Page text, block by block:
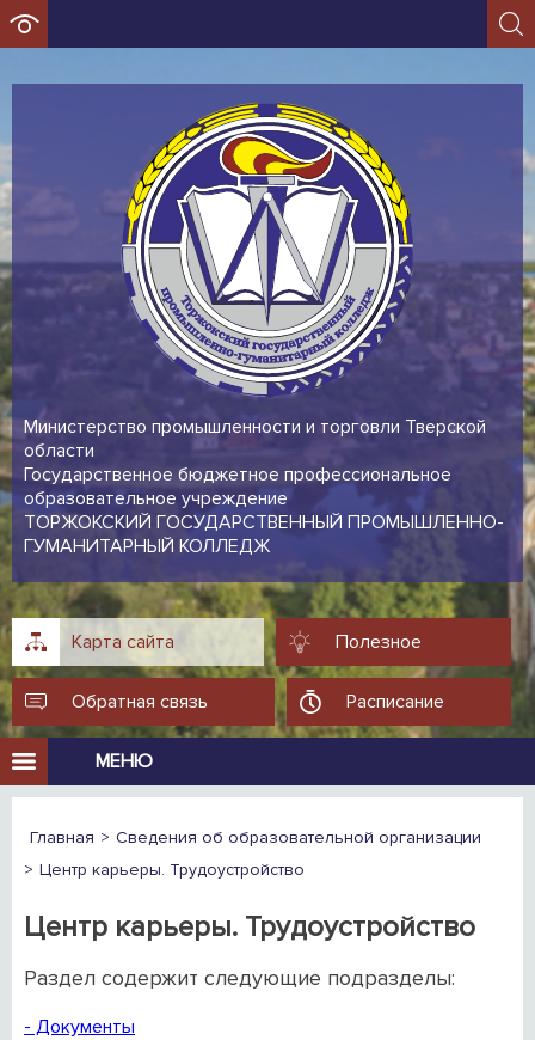
Министерство промышленности и торговли Тверской
области
Государственное бюджетное профессиональное
образовательное учреждение
ТОРЖОКСКИЙ ГОСУДАРСТВЕННЫЙ ПРОМЫШЛЕННО-
ГУМАНИТАРНЫЙ КОЛЛЕДЖ
Карта сайта Полезное
Обратная связь Расписание
МЕНЮ
Главная
Сведения об образовательной организации
Центр карьеры. Трудоустройство
Центр карьеры. Трудоустройство
Раздел содержит следующие подразделы:
- Документы